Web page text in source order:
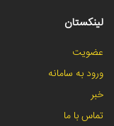
لینکستان
عضویت
ورود به سامانه
خبر
تماس با ما